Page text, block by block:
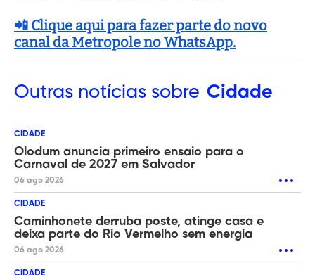
📲 Clique aqui para fazer parte do novo
canal da Metropole no WhatsApp.
Outras notícias sobre Cidade
CIDADE
Olodum anuncia primeiro ensaio para o
Carnaval de 2027 em Salvador
06 ago 2026
CIDADE
Caminhonete derruba poste, atinge casa e
deixa parte do Rio Vermelho sem energia
06 ago 2026